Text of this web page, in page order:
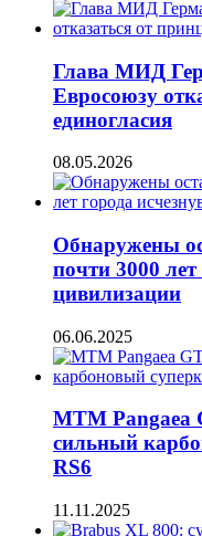
Глава МИД
Евросоюзу
единогласия
08.05.2026
Обнаружены
почти 3000
цивилизации
06.06.2025
MTM Pangaea
сильный
RS6
11.11.2025